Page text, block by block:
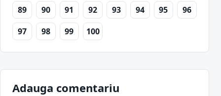
89
90 91 92 93 94 95
96
97
98 99 100
Adauga comentariu